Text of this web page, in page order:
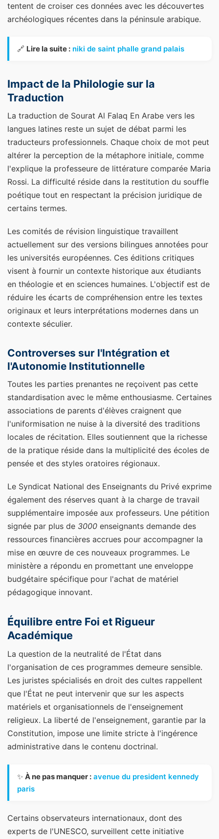
tentent de croiser ces données avec les découvertes
archéologiques récentes dans la péninsule arabique.
🔗 Lire la suite : niki de saint phalle grand palais
Impact de la Philologie sur la
Traduction
La traduction de Sourat Al Falaq En Arabe vers les
langues latines reste un sujet de débat parmi les
traducteurs professionnels. Chaque choix de mot peut
altérer la perception de la métaphore initiale, comme
l'explique la professeure de littérature comparée Maria
Rossi. La difficulté réside dans la restitution du souffle
poétique tout en respectant la précision juridique de
certains termes.
Les comités de révision linguistique travaillent
actuellement sur des versions bilingues annotées pour
les universités européennes. Ces éditions critiques
visent à fournir un contexte historique aux étudiants
en théologie et en sciences humaines. L'objectif est de
réduire les écarts de compréhension entre les textes
originaux et leurs interprétations modernes dans un
contexte séculier.
Controverses sur l'Intégration et
l'Autonomie Institutionnelle
Toutes les parties prenantes ne reçoivent pas cette
standardisation avec le même enthousiasme. Certaines
associations de parents d'élèves craignent que
l'uniformisation ne nuise à la diversité des traditions
locales de récitation. Elles soutiennent que la richesse
de la pratique réside dans la multiplicité des écoles de
pensée et des styles oratoires régionaux.
Le Syndicat National des Enseignants du Privé exprime
également des réserves quant à la charge de travail
supplémentaire imposée aux professeurs. Une pétition
signée par plus de 3000 enseignants demande des
ressources financières accrues pour accompagner la
mise en œuvre de ces nouveaux programmes. Le
ministère a répondu en promettant une enveloppe
budgétaire spécifique pour l'achat de matériel
pédagogique innovant.
Équilibre entre Foi et Rigueur
Académique
La question de la neutralité de l'État dans
l'organisation de ces programmes demeure sensible.
Les juristes spécialisés en droit des cultes rappellent
que l'État ne peut intervenir que sur les aspects
matériels et organisationnels de l'enseignement
religieux. La liberté de l'enseignement, garantie par la
Constitution, impose une limite stricte à l'ingérence
administrative dans le contenu doctrinal.
✨ À ne pas manquer : avenue du president kennedy
paris
Certains observateurs internationaux, dont des
experts de l'UNESCO, surveillent cette initiative